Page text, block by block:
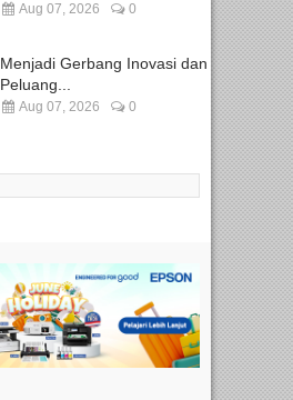
Aug 07, 2026 0
Menjadi Gerbang Inovasi dan
Peluang...
Aug 07, 2026 0